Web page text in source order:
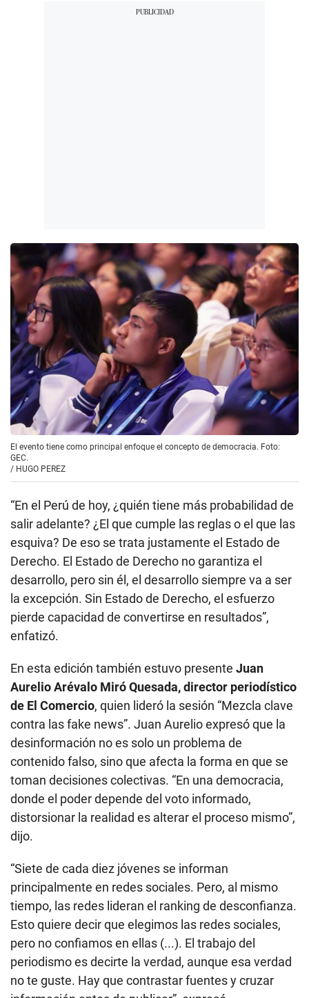
El evento tiene como principal enfoque el concepto de democracia. Foto:
GEC.
/ HUGO PEREZ
“En el Perú de hoy, ¿quién tiene más probabilidad de
salir adelante? ¿El que cumple las reglas o el que las
esquiva? De eso se trata justamente el Estado de
Derecho. El Estado de Derecho no garantiza el
desarrollo, pero sin él, el desarrollo siempre va a ser
la excepción. Sin Estado de Derecho, el esfuerzo
pierde capacidad de convertirse en resultados”,
enfatizó.
En esta edición también estuvo presente Juan
Aurelio Arévalo Miró Quesada, director periodístico
de El Comercio, quien lideró la sesión “Mezcla clave
contra las fake news”. Juan Aurelio expresó que la
desinformación no es solo un problema de
contenido falso, sino que afecta la forma en que se
toman decisiones colectivas. “En una democracia,
donde el poder depende del voto informado,
distorsionar la realidad es alterar el proceso mismo”,
dijo.
“Siete de cada diez jóvenes se informan
principalmente en redes sociales. Pero, al mismo
tiempo, las redes lideran el ranking de desconfianza.
Esto quiere decir que elegimos las redes sociales,
pero no confiamos en ellas (...). El trabajo del
periodismo es decirte la verdad, aunque esa verdad
no te guste. Hay que contrastar fuentes y cruzar